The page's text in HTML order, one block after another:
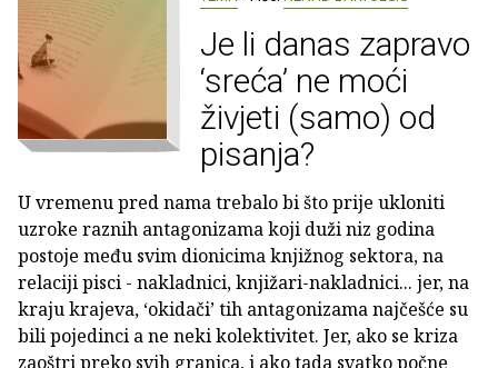
Je li danas zapravo
‘sreća’ ne moći
živjeti (samo) od
pisanja?
U vremenu pred nama trebalo bi što prije ukloniti
uzroke raznih antagonizama koji duži niz godina
postoje među svim dionicima knjižnog sektora, na
relaciji pisci - nakladnici, knjižari-nakladnici... jer, na
kraju krajeva, ‘okidači’ tih antagonizama najčešće su
bili pojedinci a ne neki kolektivitet. Jer, ako se kriza
zaoštri preko svih granica, i ako tada svatko počne